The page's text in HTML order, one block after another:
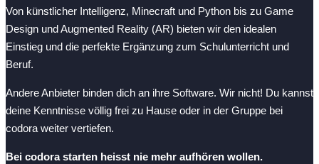
Von künstlicher Intelligenz, Minecraft und Python bis zu Game
Design und Augmented Reality (AR) bieten wir den idealen
Einstieg und die perfekte Ergänzung zum Schulunterricht und
Beruf.
Andere Anbieter binden dich an ihre Software. Wir nicht! Du kannst
deine Kenntnisse völlig frei zu Hause oder in der Gruppe bei
codora weiter vertiefen.
Bei codora starten heisst nie mehr aufhören wollen.